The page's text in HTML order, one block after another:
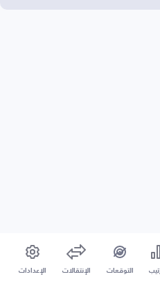
التوقعات الإنتقالات الإعدادات